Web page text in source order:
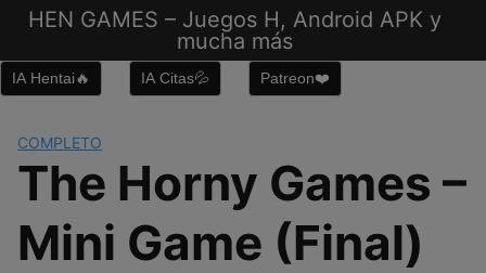
Saltar
contenido
HEN GAMES – Juegos H, Android APK y
mucha más
IA Hentai🔥 IA Citas💦 Patreon❤️
COMPLETO
The Horny Games –
Mini Game (Final)